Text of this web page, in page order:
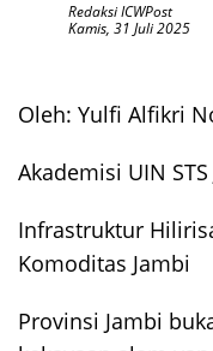
Redaksi ICWPost
Kamis, 31 Juli 2025
Oleh: Yulfi Alfikri
Akademisi UIN STS
Infrastruktur
Komoditas Jambi
Provinsi Jambi